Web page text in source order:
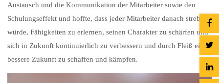
Austausch und die Kommunikation der Mitarbeiter sowie den
Schulungseffekt und hoffte, dass jeder Mitarbeiter danach streben
würde, Fähigkeiten zu erlernen, seinen Charakter zu schärfen und
sich in Zukunft kontinuierlich zu verbessern und durch Fleiß eine
bessere Zukunft zu schaffen und kämpfen.